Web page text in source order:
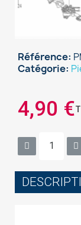
Référence
Catégorie
4,90 €
You need to
Cancel